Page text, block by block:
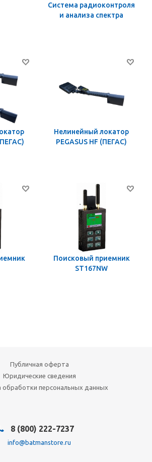
Система радиоконтроля
и анализа спектра
Нелинейный локатор
PEGASUS HF (ПЕГАС)
Поисковый приемник
ST167NW
Публичная оферта
Юридические сведения
обработки персональных данных
8 (800) 222-7237
info@batmanstore.ru